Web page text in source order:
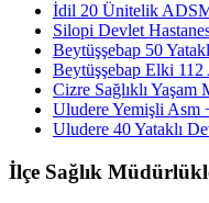
İdil 20 Ünitelik ADSM
Silopi Devlet
Beytüşşebap 50
Beytüşşebap Elki 112
Cizre Sağlıklı Yaşam
Uludere Yemişli Asm
Uludere 40 Yataklı
İlçe Sağlık